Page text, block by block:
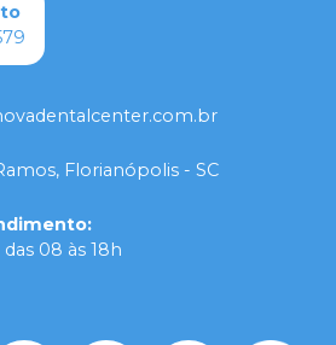
Florianópolis - SC
:
08 às 18h